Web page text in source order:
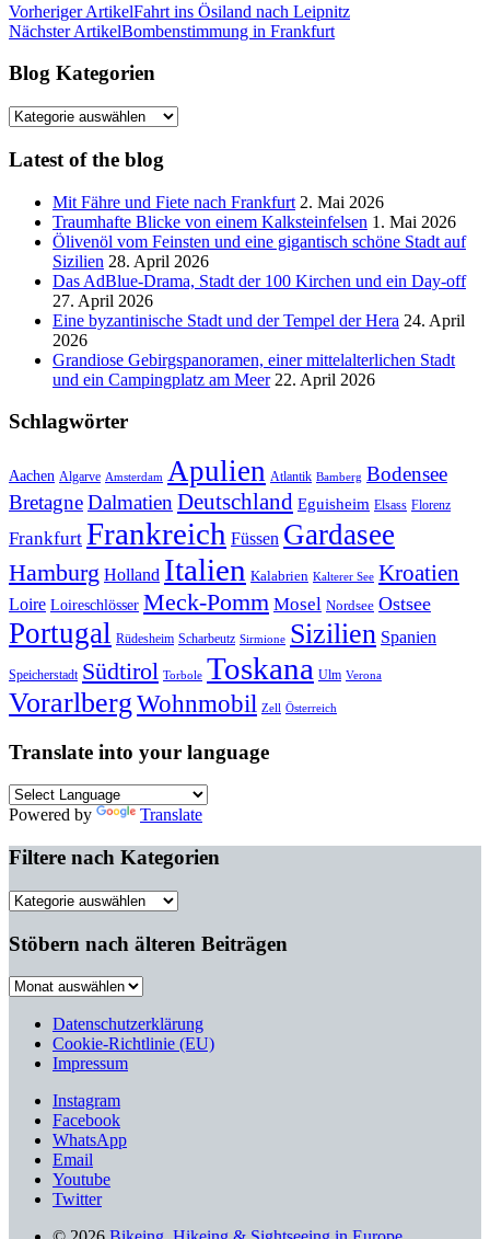
Vorheriger ArtikelFahrt ins Ösiland nach Leipnitz
Nächster ArtikelBombenstimmung in Frankfurt
Blog Kategorien
Blog
Latest of the blog
Mit Fähre und Fiete nach Frankfurt 2. Mai 2026
Traumhafte Blicke von einem Kalksteinfelsen 1. Mai 2026
Ölivenöl vom Feinsten und eine gigantisch schöne Stadt auf
Sizilien 28. April 2026
Das AdBlue-Drama, Stadt der 100 Kirchen und ein Day-off
27. April 2026
Eine byzantinische Stadt und der Tempel der Hera 24. April
2026
Grandiose Gebirgspanoramen, einer mittelalterlichen Stadt
und ein Campingplatz am Meer 22. April 2026
Schlagwörter
Aachen Algarve Amsterdam Apulien Atlantik Bamberg Bodensee
BretagneDalmatien Deutschland Eguisheim Elsass Florenz
Frankfurt Frankreich Füssen Gardasee
Hamburg Holland Italien Kalabrien Kalterer See Kroatien
Loire Loireschlösser Meck-Pomm Mosel Nordsee Ostsee
Portugal Rüdesheim Scharbeutz Sirmione Sizilien Spanien
Speicherstadt Südtirol Torbole Toskana Ulm Verona
VorarlbergWohnmobil Zell Österreich
Translate into your language
Powered by Translate
Filtere nach Kategorien
Filtere
Kategorien
Stöbern nach älteren Beiträgen
Stöbern
älteren
Beiträgen
Datenschutzerklärung
Cookie-Richtlinie (EU)
Impressum
Instagram
Facebook
WhatsApp
Email
Youtube
Twitter